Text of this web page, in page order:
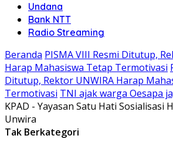
Undana
Bank NTT
Radio Streaming
Beranda PISMA VIII Resmi Ditutup,
Harap Mahasiswa Tetap Termotivasi
Ditutup, Rektor UNWIRA Harap
Termotivasi TNI ajak warga Oesapa
KPAD - Yayasan Satu Hati Sosialisasi
Unwira
Tak Berkategori